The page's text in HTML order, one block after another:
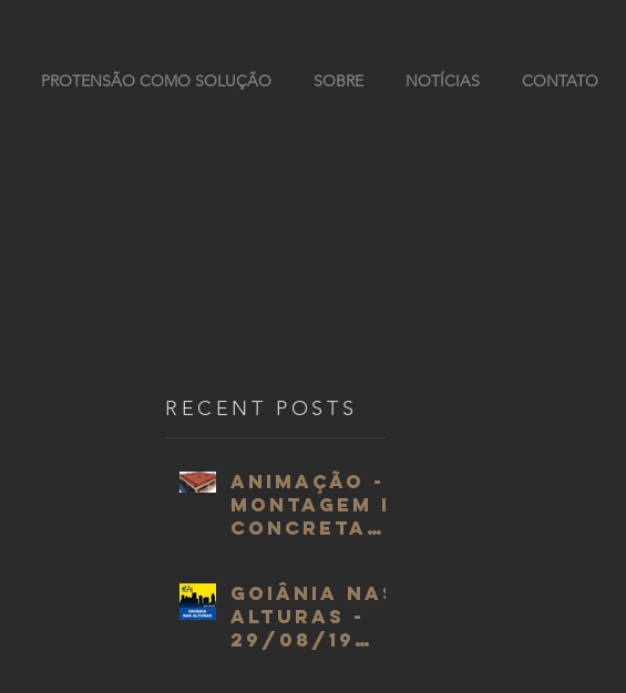
PROTENSÃO COMO SOLUÇÃO SOBRE NOTÍCIAS CONTATO
RECENT POSTS
Animação -
montagem e
concretag
maciça
protendida
Goiânia nas
alturas -
29/08/19